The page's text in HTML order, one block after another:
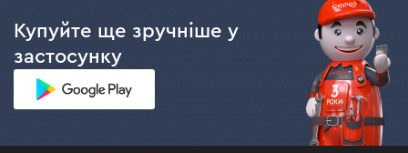
Купуйте ще зручніше у
застосунку